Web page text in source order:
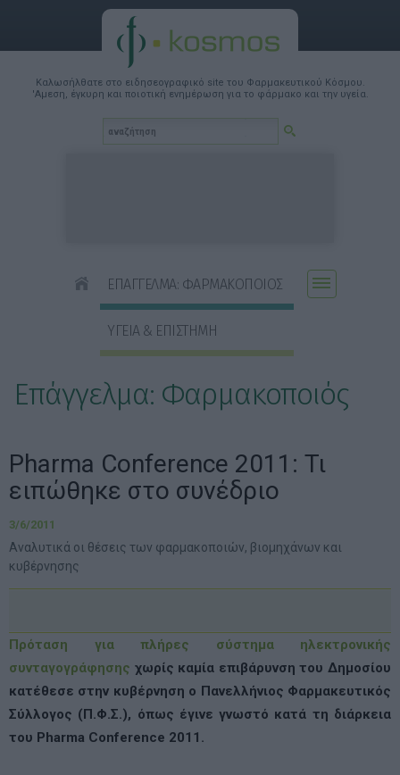
Καλωσήλθατε στο ειδησεογραφικό site του Φαρμακευτικού Κόσμου.
'Αμεση, έγκυρη και ποιοτική ενημέρωση για το φάρμακο και την υγεία.
ΕΠΑΓΓΕΛΜΑ: ΦΑΡΜΑΚΟΠΟΙΟΣ
ΥΓΕΙΑ & ΕΠΙΣΤΗΜΗ
Επάγγελμα: Φαρμακοποιός
Pharma Conference 2011: Τι
ειπώθηκε στο συνέδριο
3/6/2011
Αναλυτικά οι θέσεις των φαρμακοποιών, βιομηχάνων και
κυβέρνησης
Πρόταση για πλήρες σύστημα ηλεκτρονικής
συνταγογράφησης χωρίς καμία επιβάρυνση του Δημοσίου
κατέθεσε στην κυβέρνηση ο Πανελλήνιος Φαρμακευτικός
Σύλλογος (Π.Φ.Σ.), όπως έγινε γνωστό κατά τη διάρκεια
του Pharma Conference 2011.